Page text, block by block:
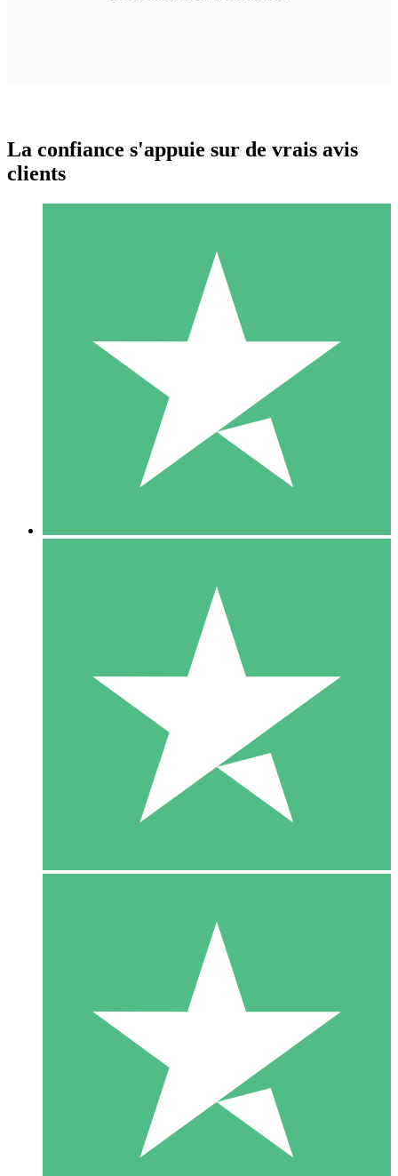
Packs de Crédits Individuels
Payez à l'utilisation avec des crédits de téléchargement. Sans
1 Téléchargement
10 00
10 Téléchargements
20 00
La confiance s'appuie sur de vrais avis
clients